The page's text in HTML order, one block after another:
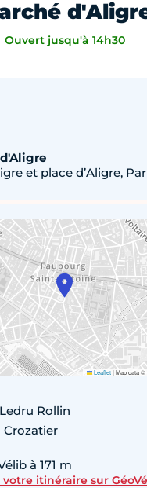
Ouvert jusqu'à 14h30
et place d’Aligre,
Leaflet|Map data ©
Ledru Rollin
Crozatier
à 171 m
votre itinéraire sur